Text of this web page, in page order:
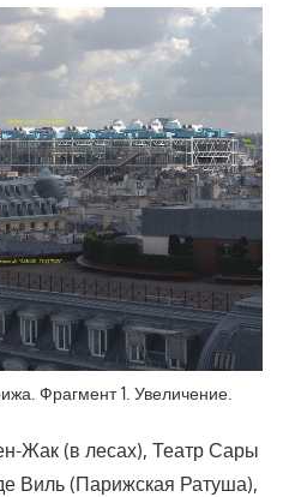
Фрагмент 1. Увеличение.
Жак (в лесах), Театр Сары
Виль (Парижская Ратуша),